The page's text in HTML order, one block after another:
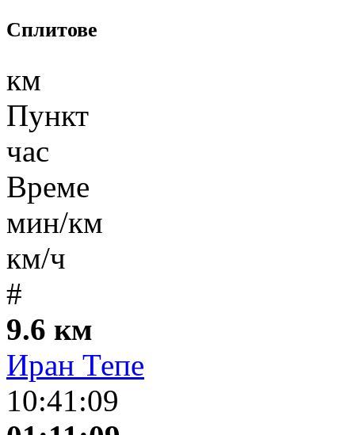
Сплитове
км
Пункт
час
Време
мин/км
км/ч
#
9.6 км
Иран Тепе
10:41:09